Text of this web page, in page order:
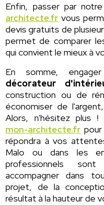
Enfin, passer par
architecte.fr vous
devis gratuits de
permet de comparer
qui convient le mieux à
En somme,
décorateur
construction ou de
économiser de
Alors, n'hésitez plus !
mon-architecte.fr
répondra à vos
Malo ou dans les
professionnels
accompagner dans
projet, de la
résultat à la hauteur de